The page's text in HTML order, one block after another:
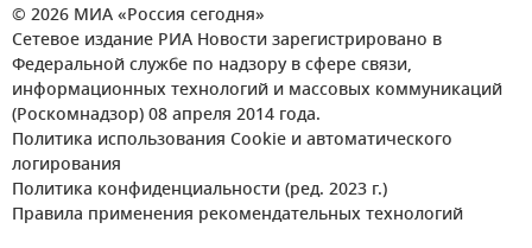
© 2026 МИА «Россия сегодня»
Сетевое издание РИА Новости зарегистрировано в
Федеральной службе по надзору в сфере связи,
информационных технологий и массовых коммуникаций
(Роскомнадзор) 08 апреля 2014 года.
Политика использования Cookie и автоматического
логирования
Политика конфиденциальности (ред. 2023 г.)
Правила применения рекомендательных технологий